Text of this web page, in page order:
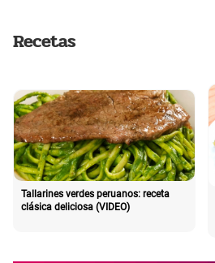
Recetas
Tallarines verdes peruanos: receta
clásica deliciosa (VIDEO)